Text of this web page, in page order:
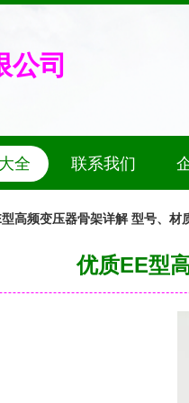
公司
全 联系我们
高频变压器骨架详解 型号、材
优质EE型